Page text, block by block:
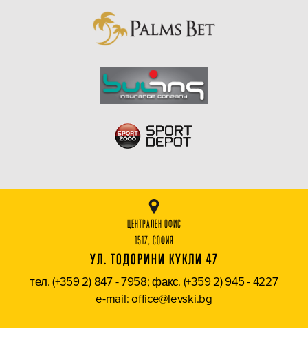
ЦЕНТРАЛЕН ОФИС
1517, СОФИЯ
УЛ. ТОДОРИНИ КУКЛИ 47
тел. (+359 2) 847 - 7958; факс. (+359 2) 945 - 4227
e-mail: office@levski.bg